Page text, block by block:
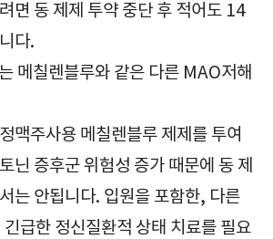
면 동 제제 투약 중단 후 적어도 14
다.
메칠렌블루와 같은 다른 MAO저해
맥주사용 메칠렌블루 제제를 투여
닌 증후군 위험성 증가 때문에 동 제
는 안됩니다. 입원을 포함한, 다른
급한 정신질환적 상태 치료를 필요